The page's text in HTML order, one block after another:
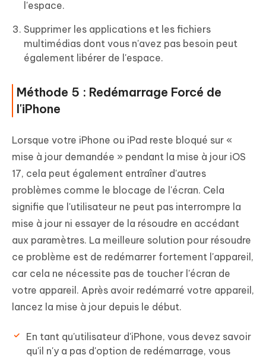
l'espace.
Supprimer les applications et les fichiers
multimédias dont vous n'avez pas besoin peut
également libérer de l'espace.
Méthode 5 : Redémarrage Forcé de
l'iPhone
Lorsque votre iPhone ou iPad reste bloqué sur «
mise à jour demandée » pendant la mise à jour iOS
17, cela peut également entraîner d'autres
problèmes comme le blocage de l'écran. Cela
signifie que l'utilisateur ne peut pas interrompre la
mise à jour ni essayer de la résoudre en accédant
aux paramètres. La meilleure solution pour résoudre
ce problème est de redémarrer fortement l'appareil,
car cela ne nécessite pas de toucher l'écran de
votre appareil. Après avoir redémarré votre appareil,
lancez la mise à jour depuis le début.
En tant qu'utilisateur d'iPhone, vous devez savoir
qu'il n'y a pas d'option de redémarrage, vous